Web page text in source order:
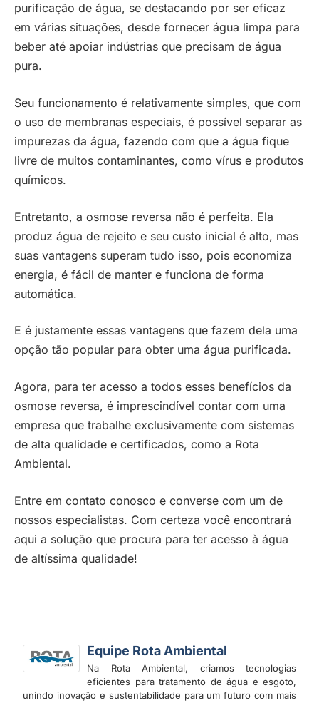
purificação de água, se destacando por ser eficaz
em várias situações, desde fornecer água limpa para
beber até apoiar indústrias que precisam de água
pura.
Seu funcionamento é relativamente simples, que com
o uso de membranas especiais, é possível separar as
impurezas da água, fazendo com que a água fique
livre de muitos contaminantes, como vírus e produtos
químicos.
Entretanto, a osmose reversa não é perfeita. Ela
produz água de rejeito e seu custo inicial é alto, mas
suas vantagens superam tudo isso, pois economiza
energia, é fácil de manter e funciona de forma
automática.
E é justamente essas vantagens que fazem dela uma
opção tão popular para obter uma água purificada.
Agora, para ter acesso a todos esses benefícios da
osmose reversa, é imprescindível contar com uma
empresa que trabalhe exclusivamente com sistemas
de alta qualidade e certificados, como a Rota
Ambiental.
Entre em contato conosco e converse com um de
nossos especialistas. Com certeza você encontrará
aqui a solução que procura para ter acesso à água
de altíssima qualidade!
Equipe Rota Ambiental
Na Rota Ambiental, criamos tecnologias
eficientes para tratamento de água e esgoto,
unindo inovação e sustentabilidade para um futuro com mais